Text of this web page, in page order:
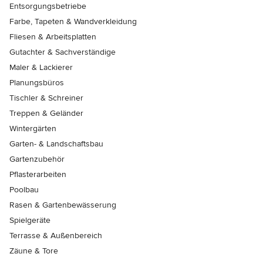
Entsorgungsbetriebe
Farbe, Tapeten & Wandverkleidung
Fliesen & Arbeitsplatten
Gutachter & Sachverständige
Maler & Lackierer
Planungsbüros
Tischler & Schreiner
Treppen & Geländer
Wintergärten
Garten- & Landschaftsbau
Gartenzubehör
Pflasterarbeiten
Poolbau
Rasen & Gartenbewässerung
Spielgeräte
Terrasse & Außenbereich
Zäune & Tore